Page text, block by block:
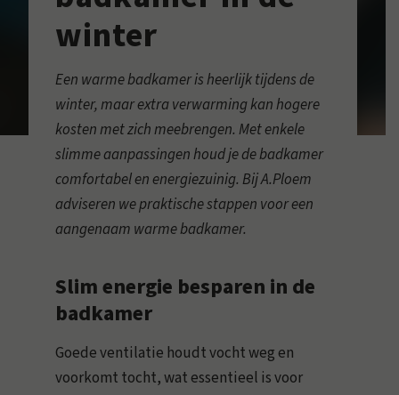
winter
Een warme badkamer is heerlijk tijdens de
winter, maar extra verwarming kan hogere
kosten met zich meebrengen. Met enkele
slimme aanpassingen houd je de badkamer
comfortabel en energiezuinig. Bij A.Ploem
adviseren we praktische stappen voor een
aangenaam warme badkamer.
Slim energie besparen in de
badkamer
Goede ventilatie houdt vocht weg en
voorkomt tocht, wat essentieel is voor